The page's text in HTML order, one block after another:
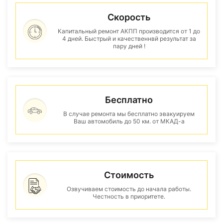
Скорость
Капитальный ремонт АКПП производится от 1 до
4 дней. Быстрый и качественнвй результат за
пару дней !
Бесплатно
В случае ремонта мы бесплатно эвакуируем
Ваш автомобиль до 50 км. от МКАД-а
Стоимость
Озвучиваем стоимость до начала работы.
Честность в приоритете.